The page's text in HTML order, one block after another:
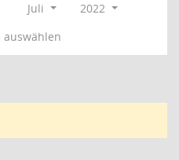
Juli
2022
auswählen